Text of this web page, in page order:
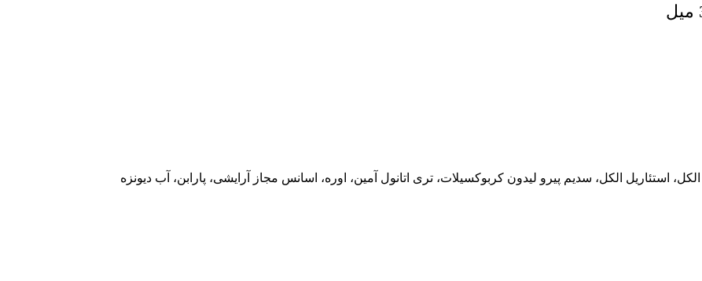
استئاریل الکل، سدیم پیرو لیدون کربوکسیلات، تری اتانول آمین، اوره، اسانس مجاز آرایشی، پارابن، آب دیونزه